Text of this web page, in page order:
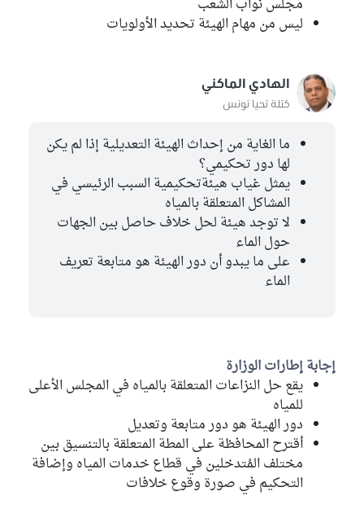
مجلس نواب الشعب
ليس من مهام الهيئة تحديد الأولويات
الهادي الماكني
كتلة تحيا تونس
ما الغاية من إحداث الهيئة التعديلية إذا لم يكن
لها دور تحكيمي؟
يمثل غياب هيئةتحكيمية السبب الرئيسي في
المشاكل المتعلقة بالمياه
لا توجد هيئة لحل خلاف حاصل بين الجهات
حول الماء
على ما يبدو أن دور الهيئة هو متابعة تعريف
الماء
إجابة إطارات الوزارة
يقع حل النزاعات المتعلقة بالمياه في المجلس الأعلى
للمياه
دور الهيئة هو دور متابعة وتعديل
أقترح المحافظة على المطة المتعلقة بالتنسيق بين
مختلف المُتدخلين في قطاع خدمات المياه وإضافة
التحكيم في صورة وقوع خلافات